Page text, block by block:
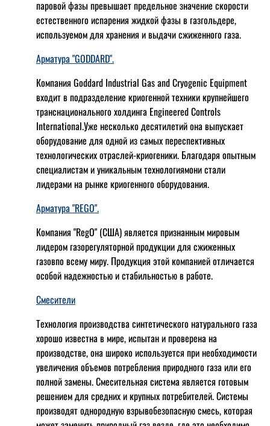
паровой фазы превышает предельное значение скорости
естественного испарения жидкой фазы в газгольдере,
используемом для хранения и выдачи сжиженного газа.
Арматура "GODDARD".
Компания Goddard Industrial Gas and Cryogenic Equipment
входит в подразделение криогенной техники крупнейшего
транснационального холдинга Engineered Controls
International.Уже несколько десятилетий она выпускает
оборудование для одной из самых переспективных
технологических отраслей-криогеники. Благодаря опытным
специалистам и уникальным технологиямони стали
лидерами на рынке криогенного оборудования.
Арматура "REGO".
Компания "RegO" (США) является признанным мировым
лидером газорегуляторной продукции для сжиженных
газовпо всему миру. Продукция этой компанией отличается
особой надежностью и стабильностью в работе.
Смесители
Технология производства синтетического натурального газа
хорошо известна в мире, испытан и проверена на
производстве, она широко используется при необходимости
увеличения объемов потребления природного газа или его
полной замены. Смесительная система является готовым
решением для средних и крупных потребителей. Системы
производят однородную взрывобезопасную смесь, которая